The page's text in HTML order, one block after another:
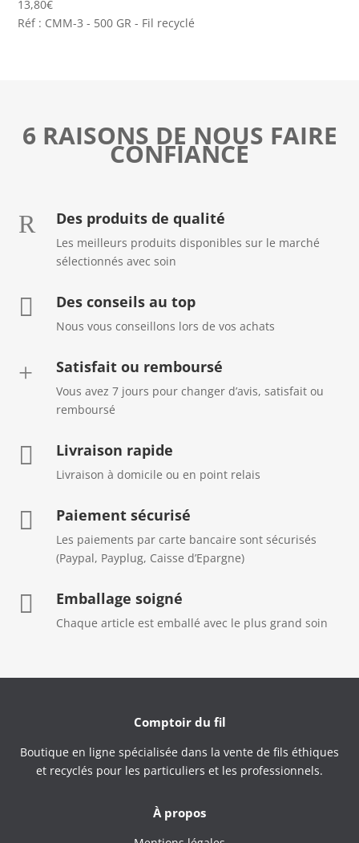
13,80€
Réf : CMM-3 - 500 GR - Fil recyclé
6 RAISONS DE NOUS FAIRE
CONFIANCE
R Des produits de qualité
Les meilleurs produits disponibles sur le marché
sélectionnés avec soin
 Des conseils au top
Nous vous conseillons lors de vos achats
+ Satisfait ou remboursé
Vous avez 7 jours pour changer d’avis, satisfait ou
remboursé
 Livraison rapide
Livraison à domicile ou en point relais
 Paiement sécurisé
Les paiements par carte bancaire sont sécurisés
(Paypal, Payplug, Caisse d’Epargne)
 Emballage soigné
Chaque article est emballé avec le plus grand soin
Comptoir du fil
Boutique en ligne spécialisée dans la vente de fils éthiques
et recyclés pour les particuliers et les professionnels.
À propos